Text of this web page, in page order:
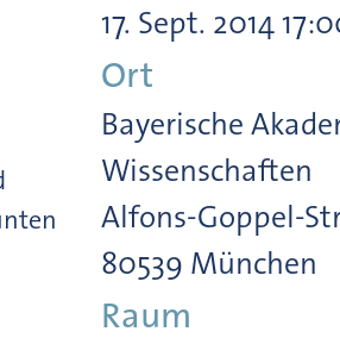
17. Sept. 2014
Ort
Bayerische
Wissenschaften
Alfons-Goppel-
80539 München
Raum